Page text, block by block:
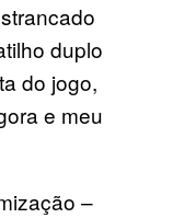
duplo
do jogo,
e meu
–